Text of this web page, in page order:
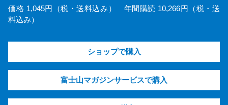
価格 1,045円（税・送料込み） 年間購読 10,266円（税・送
料込み）
ショップで購入
富士山マガジンサービスで購入